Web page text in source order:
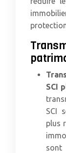
SCI
SCI
plus
sont